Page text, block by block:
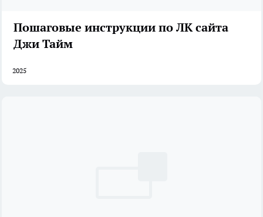
Пошаговые инструкции по ЛК сайта
Джи Тайм
2025